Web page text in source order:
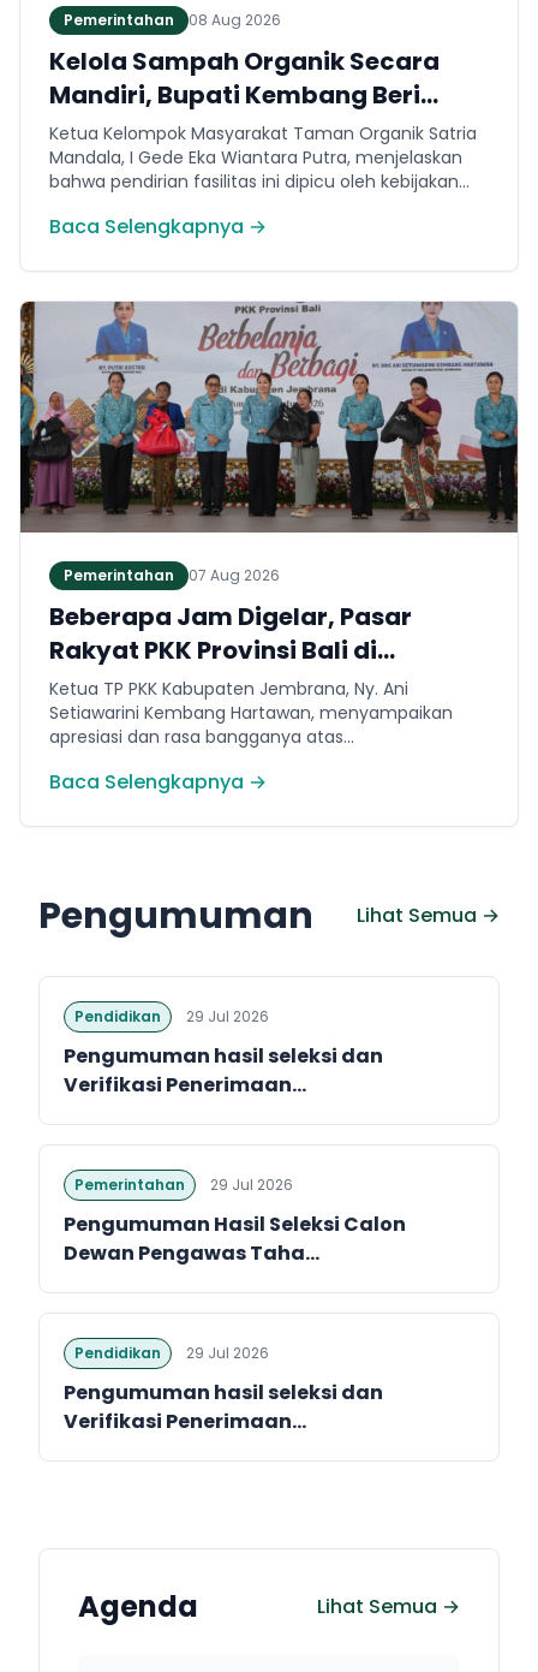
Pemerintahan 08 Aug 2026
Kelola Sampah Organik Secara
Mandiri, Bupati Kembang Beri
Apresiasi Tinggi Warga Sri
Mandala
Ketua Kelompok Masyarakat Taman Organik Satria
Mandala, I Gede Eka Wiantara Putra, menjelaskan
bahwa pendirian fasilitas ini dipicu oleh kebijakan
2026.
Baca Selengkapnya →
Pemerintahan 07 Aug 2026
Beberapa Jam Digelar, Pasar
Rakyat PKK Provinsi Bali di
Jembrana Catat Omset Ratusan
Juta
Ketua TP PKK Kabupaten Jembrana, Ny. Ani
Setiawarini Kembang Hartawan, menyampaikan
apresiasi dan rasa bangganya atas
tuan rumah pelaksanaan Pasar Rakyat kali ini.
Baca Selengkapnya →
Pengumuman Lihat Semua →
Pendidikan 29 Jul 2026
Pengumuman hasil seleksi dan
Verifikasi Penerimaan...
Pemerintahan 29 Jul 2026
Pengumuman Hasil Seleksi Calon
Dewan Pengawas Taha...
Pendidikan 29 Jul 2026
Pengumuman hasil seleksi dan
Verifikasi Penerimaan...
Agenda Lihat Semua →